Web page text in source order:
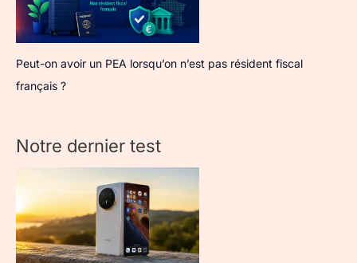
Peut-on avoir un PEA lorsqu’on n’est pas résident fiscal
français ?
Notre dernier test